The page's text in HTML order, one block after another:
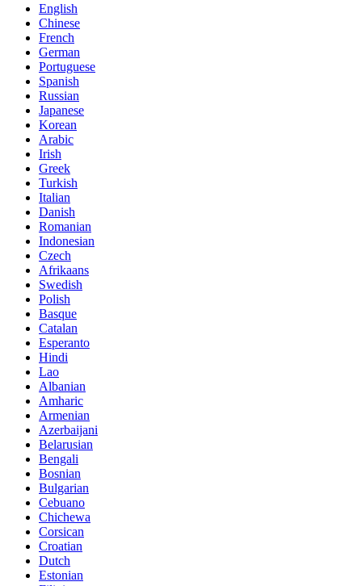
English
Chinese
French
German
Portuguese
Spanish
Russian
Japanese
Korean
Arabic
Irish
Greek
Turkish
Italian
Danish
Romanian
Indonesian
Czech
Afrikaans
Swedish
Polish
Basque
Catalan
Esperanto
Hindi
Lao
Albanian
Amharic
Armenian
Azerbaijani
Belarusian
Bengali
Bosnian
Bulgarian
Cebuano
Chichewa
Corsican
Croatian
Dutch
Estonian